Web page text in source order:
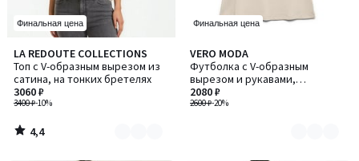
Финальная цена
LA REDOUTE COLLECTIONS
Топ с V-образным вырезом из
сатина, на тонких бретелях
3400 ₽-10%
3060 ₽
4,4
/ 5
Количество
цветов:
2
4,4
/
Финальная цена
VERO MODA
Футболка с V-образным
вырезом и рукавами,
отделанными рюшем
2600 ₽-20%
2080 ₽
Количество
цветов:
3